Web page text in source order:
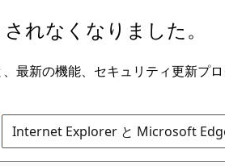
れなくなりました。
最新の機能、セキュリティ更新プ
Internet Explorer と Microsoft